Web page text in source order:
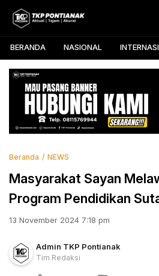
TKP Pontianak
Aktual, Tajam, dan Akurat
BERANDA NASIONAL
Beranda NEWS
Masyarakat Sayan
Program Pendidikan
13 November 2024 7:18 pm
Admin TKP Pontianak
Tim Redaksi